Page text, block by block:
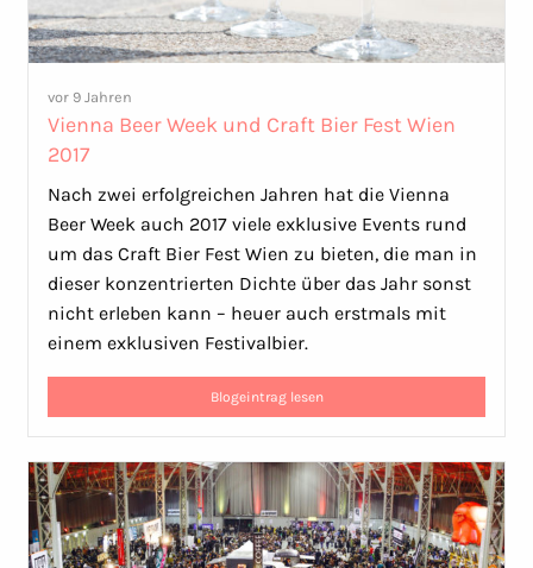
vor 9 Jahren
Vienna Beer Week und Craft Bier Fest Wien
2017
Nach zwei erfolgreichen Jahren hat die Vienna
Beer Week auch 2017 viele exklusive Events rund
um das Craft Bier Fest Wien zu bieten, die man in
dieser konzentrierten Dichte über das Jahr sonst
nicht erleben kann – heuer auch erstmals mit
einem exklusiven Festivalbier.
Blogeintrag lesen